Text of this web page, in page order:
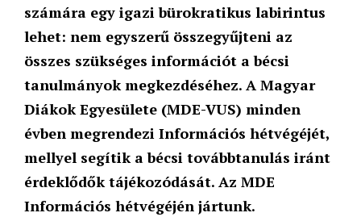
számára egy igazi bürokratikus labirintus
lehet: nem egyszerű összegyűjteni az
összes szükséges információt a bécsi
tanulmányok megkezdéséhez. A Magyar
Diákok Egyesülete (MDE-VUS) minden
évben megrendezi Információs hétvégéjét,
mellyel segítik a bécsi továbbtanulás iránt
érdeklődők tájékozódását. Az MDE
Információs hétvégéjén jártunk.